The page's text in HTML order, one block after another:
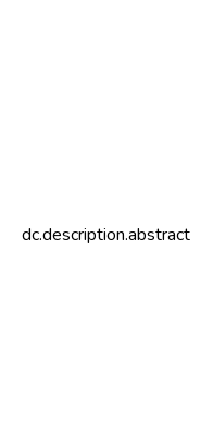
dc.description.abstract